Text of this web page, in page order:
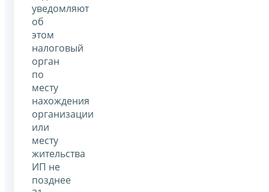
уведомляют
об
этом
налоговый
орган
по
месту
нахождения
организации
или
месту
жительства
ИП не
позднее